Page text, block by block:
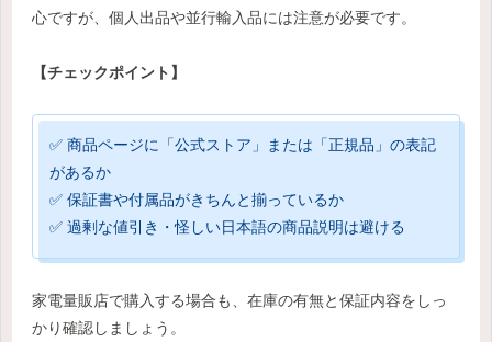
心ですが、個人出品や並行輸入品には注意が必要です。
【チェックポイント】
✅ 商品ページに「公式ストア」または「正規品」の表記
があるか
✅ 保証書や付属品がきちんと揃っているか
✅ 過剰な値引き・怪しい日本語の商品説明は避ける
家電量販店で購入する場合も、在庫の有無と保証内容をしっ
かり確認しましょう。